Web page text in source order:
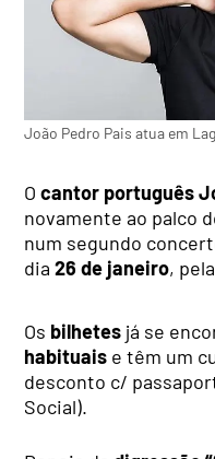
João Pedro Pais atua em
Ocantor português
novamente ao palco
num segundo
dia 26 de janeiro,
Os bilhetes já se
habituais e têm um
desconto c/
Social).